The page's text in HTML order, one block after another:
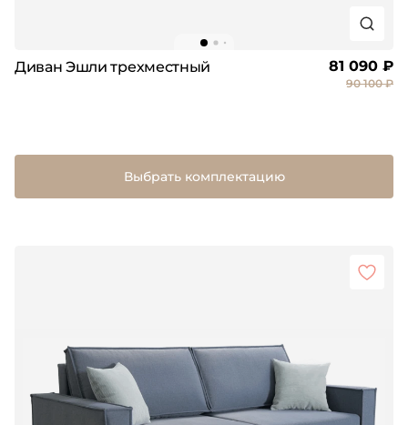
Диван Эшли трехместный 81 090 ₽
90 100 ₽
Выбрать комплектацию